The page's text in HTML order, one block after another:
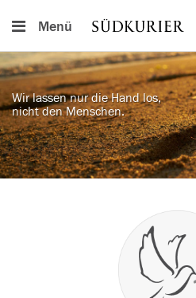
Menü
Wir lassen nur die Hand los,
nicht den Menschen.